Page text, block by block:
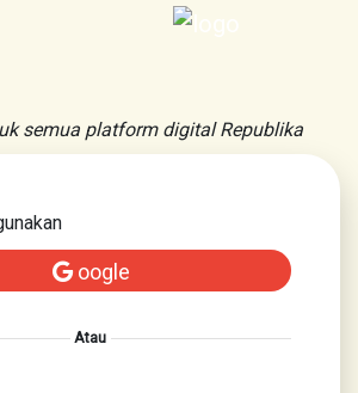
semua platform digital Republika
oogle
Atau